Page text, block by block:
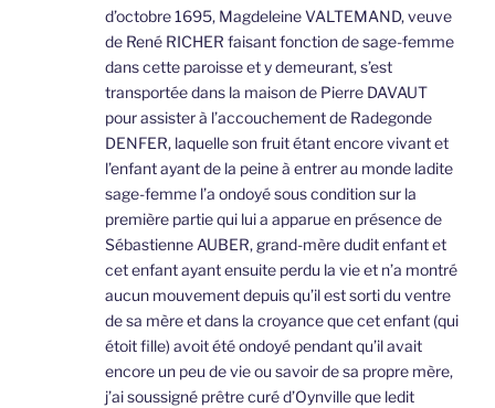
d’octobre 1695, Magdeleine VALTEMAND, veuve
de René RICHER faisant fonction de sage-femme
dans cette paroisse et y demeurant, s’est
transportée dans la maison de Pierre DAVAUT
pour assister à l’accouchement de Radegonde
DENFER, laquelle son fruit étant encore vivant et
l’enfant ayant de la peine à entrer au monde ladite
sage-femme l’a ondoyé sous condition sur la
première partie qui lui a apparue en présence de
Sébastienne AUBER, grand-mère dudit enfant et
cet enfant ayant ensuite perdu la vie et n’a montré
aucun mouvement depuis qu’il est sorti du ventre
de sa mère et dans la croyance que cet enfant (qui
étoit fille) avoit été ondoyé pendant qu’il avait
encore un peu de vie ou savoir de sa propre mère,
j’ai soussigné prêtre curé d’Oynville que ledit